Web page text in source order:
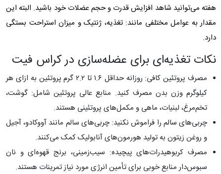
هفته می‌توانید شاهد افزایش قدرت و حجم عضلات خود باشید. البته این
مقدار به عوامل مختلفی مانند: تغذیه، ژنتیک و میزان استراحت بستگی
دارد.
نکات تغذیه‌ای برای عضله‌سازی در کراس فیت
مصرف پروتئین کافی: روزانه حداقل ۱.۶ تا ۲.۲ گرم پروتئین به ازای هر
کیلوگرم وزن بدن مصرف کنید. منابع عالی پروتئین شامل: گوشت،
تخم‌مرغ، لبنیات، ماهی و مکمل‌های پروتئینی هستند.
چربی‌های سالم را فراموش نکنید: چربی‌های سالم مانند آووکادو، آجیل
و روغن زیتون به تولید هورمون‌های آنابولیک کمک می‌کنند.
مصرف کربوهیدرات‌های پیچیده: سیب‌زمینی، برنج قهوه‌ای و نان
سبوس‌دار منابع خوبی برای تأمین انرژی مورد نیاز تمرینات هستند.